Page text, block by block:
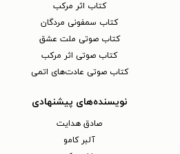
کتاب اثر مرکب
کتاب سمفونی مردگان
کتاب صوتی ملت عشق
کتاب صوتی اثر مرکب
کتاب صوتی عادت‌های اتمی
نویسنده‌های پیشنهادی
صادق هدایت
آلبر کامو